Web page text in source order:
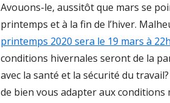
Avouons-le, aussitôt que mars se
printemps et à la fin de l’hiver.
printemps 2020 sera le 19 mars à
conditions hivernales seront de la
avec la santé et la sécurité du
de bien vous adapter aux conditions